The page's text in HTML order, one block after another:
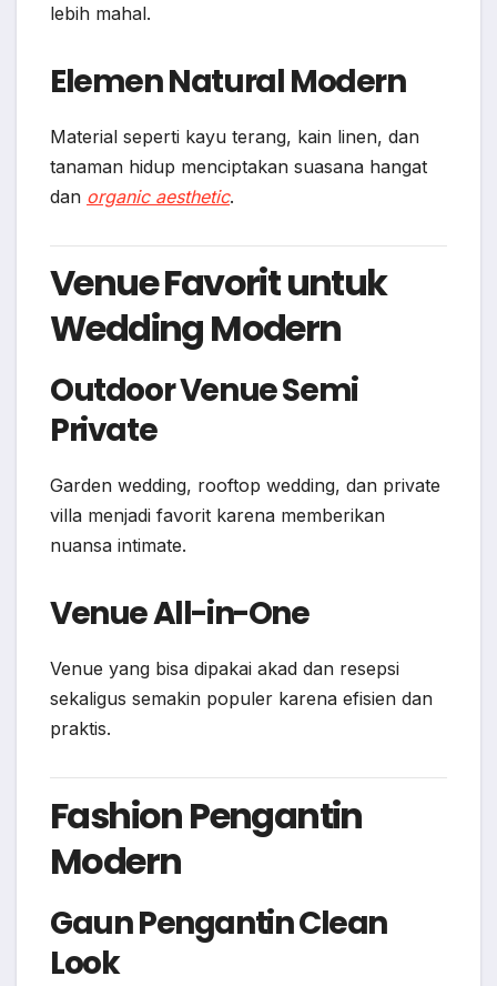
lebih mahal.
Elemen Natural Modern
Material seperti kayu terang, kain linen, dan
tanaman hidup menciptakan suasana hangat
dan organic aesthetic.
Venue Favorit untuk
Wedding Modern
Outdoor Venue Semi
Private
Garden wedding, rooftop wedding, dan private
villa menjadi favorit karena memberikan
nuansa intimate.
Venue All-in-One
Venue yang bisa dipakai akad dan resepsi
sekaligus semakin populer karena efisien dan
praktis.
Fashion Pengantin
Modern
Gaun Pengantin Clean
Look